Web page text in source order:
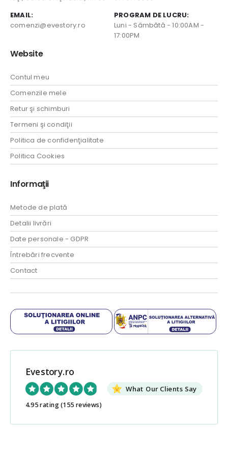
EMAIL:
comenzi@evestory.ro
PROGRAM DE LUCRU:
Luni - Sâmbătă - 10:00AM -
17:00PM
Website
Contul meu
Comenzile mele
Retur şi schimburi
Termeni şi condiţii
Politica de confidenţialitate
Politica Cookies
Informaţii
Metode de plată
Detalii livrări
Date personale - GDPR
Întrebări frecvente
Contact
Evestory.ro
What Our Clients Say
4.95 rating(155 reviews)